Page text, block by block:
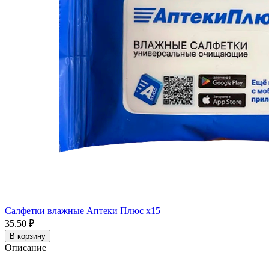
Салфетки влажные Аптеки Плюс x15
35.50 ₽
В корзину
Описание